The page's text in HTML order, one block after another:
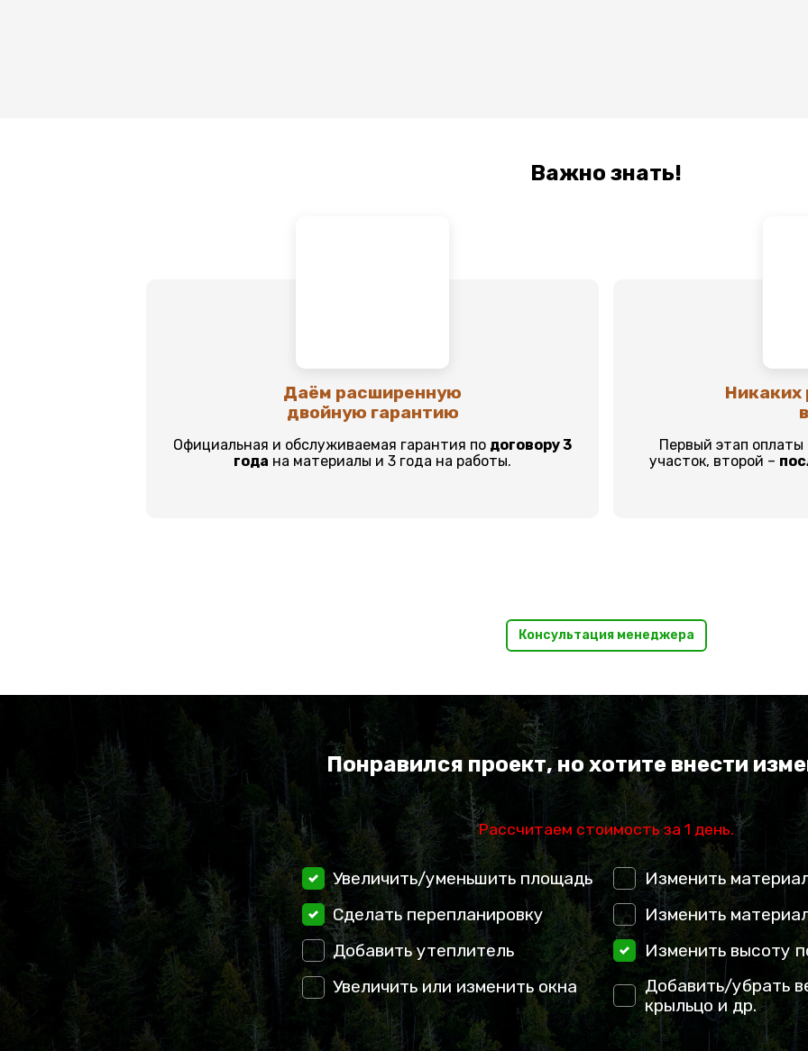
Важно знать!
Даём расширенную
двойную гарантию
Официальная и обслуживаемая гарантия по договору 3
года на материалы и 3 года на работы.
Никаких
Первый этап оплаты
участок, второй –
Консультация менеджера
Понравился проект, но хотите внести
Рассчитаем стоимость за 1 день.
Увеличить/уменьшить площадь
Сделать перепланировку
Добавить утеплитель
Увеличить или изменить окна
Изменить
Изменить
Изменить высоту
Добавить/убрать
крыльцо и др.